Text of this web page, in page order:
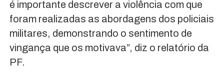
é importante descrever a violência com que
foram realizadas as abordagens dos policiais
militares, demonstrando o sentimento de
vingança que os motivava”, diz o relatório da
PF.